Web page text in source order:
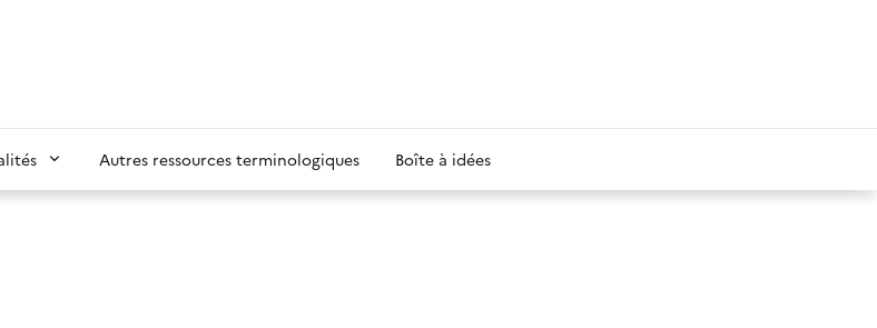
Autres ressources terminologiques Boîte à idées